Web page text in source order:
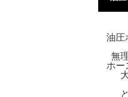
油圧
無
ホー